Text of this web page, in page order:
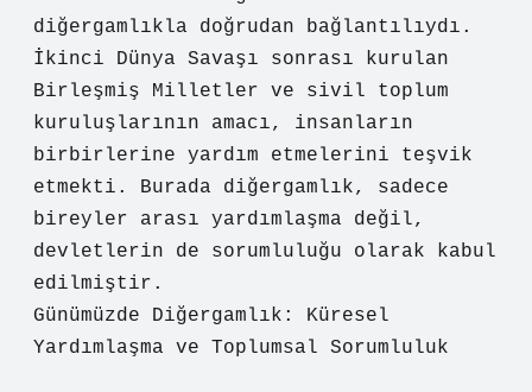
diğergamlıkla doğrudan bağlantılıydı.
İkinci Dünya Savaşı sonrası kurulan
Birleşmiş Milletler ve sivil toplum
kuruluşlarının amacı, insanların
birbirlerine yardım etmelerini teşvik
etmekti. Burada diğergamlık, sadece
bireyler arası yardımlaşma değil,
devletlerin de sorumluluğu olarak kabul
edilmiştir.
Günümüzde Diğergamlık: Küresel
Yardımlaşma ve Toplumsal Sorumluluk